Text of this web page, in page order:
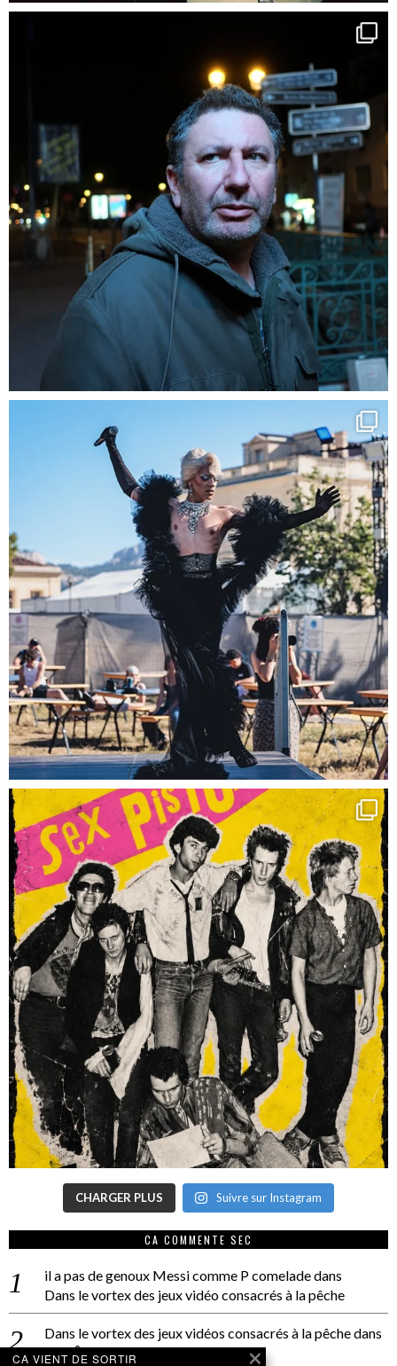
CHARGER PLUS Suivre sur Instagram
CA COMMENTE SEC
il a pas de genoux Messi comme P comeladedans
Dans le vortex des jeux vidéo consacrés à la pêche
Dans le vortex des jeux vidéos consacrés à la pêchedans
PACÔME THIELLEMENT
CA VIENT DE SORTIR